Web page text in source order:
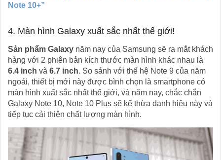
Note 10+”
4. Màn hình Galaxy xuất sắc nhất thế giới!
Sản phẩm Galaxy năm nay của Samsung sẽ ra mắt khách
hàng với 2 phiên bản kích thước màn hình khác nhau là
6.4 inch và 6.7 inch. So sánh với thế hệ Note 9 của năm
ngoái, thiết bị mới này được bình chọn là smartphone có
màn hình xuất sắc nhất thế giới, và năm nay, chắc chắn
Galaxy Note 10, Note 10 Plus sẽ kế thừa danh hiệu này và
tiếp tục cải thiện chất lượng màn hình.